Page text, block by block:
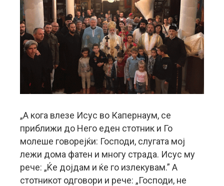
„А кога влезе Исус во Капернаум, се
приближи до Него еден стотник и Го
молеше говорејќи: Господи, слугата мој
лежи дома фатен и многу страда. Исус му
рече: „Ќе дојдам и ќе го излекувам.” А
стотникот одговори и рече: „Господи, не